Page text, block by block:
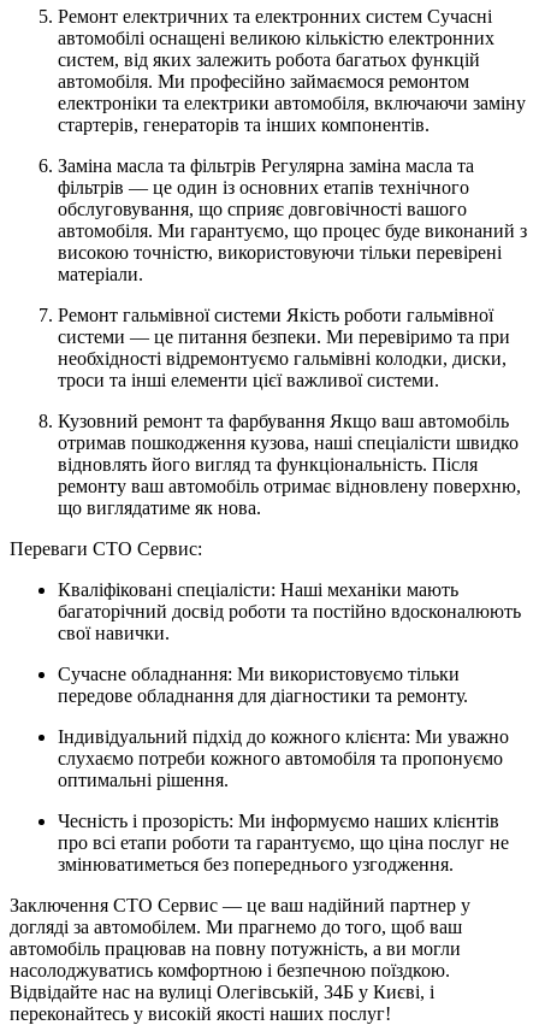
Ремонт електричних та електронних систем Сучасні
автомобілі оснащені великою кількістю електронних
систем, від яких залежить робота багатьох функцій
автомобіля. Ми професійно займаємося ремонтом
електроніки та електрики автомобіля, включаючи заміну
стартерів, генераторів та інших компонентів.
Заміна масла та фільтрів Регулярна заміна масла та
фільтрів — це один із основних етапів технічного
обслуговування, що сприяє довговічності вашого
автомобіля. Ми гарантуємо, що процес буде виконаний з
високою точністю, використовуючи тільки перевірені
матеріали.
Ремонт гальмівної системи Якість роботи гальмівної
системи — це питання безпеки. Ми перевіримо та при
необхідності відремонтуємо гальмівні колодки, диски,
троси та інші елементи цієї важливої системи.
Кузовний ремонт та фарбування Якщо ваш автомобіль
отримав пошкодження кузова, наші спеціалісти швидко
відновлять його вигляд та функціональність. Після
ремонту ваш автомобіль отримає відновлену поверхню,
що виглядатиме як нова.
Переваги СТО Сервис:
Кваліфіковані спеціалісти: Наші механіки мають
багаторічний досвід роботи та постійно вдосконалюють
свої навички.
Сучасне обладнання: Ми використовуємо тільки
передове обладнання для діагностики та ремонту.
Індивідуальний підхід до кожного клієнта: Ми уважно
слухаємо потреби кожного автомобіля та пропонуємо
оптимальні рішення.
Чесність і прозорість: Ми інформуємо наших клієнтів
про всі етапи роботи та гарантуємо, що ціна послуг не
змінюватиметься без попереднього узгодження.
Заключення СТО Сервис — це ваш надійний партнер у
догляді за автомобілем. Ми прагнемо до того, щоб ваш
автомобіль працював на повну потужність, а ви могли
насолоджуватись комфортною і безпечною поїздкою.
Відвідайте нас на вулиці Олегівській, 34Б у Києві, і
переконайтесь у високій якості наших послуг!